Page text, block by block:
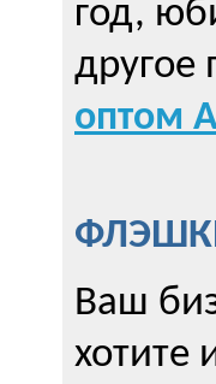
год,
другое
оптом
Ваш
хотите